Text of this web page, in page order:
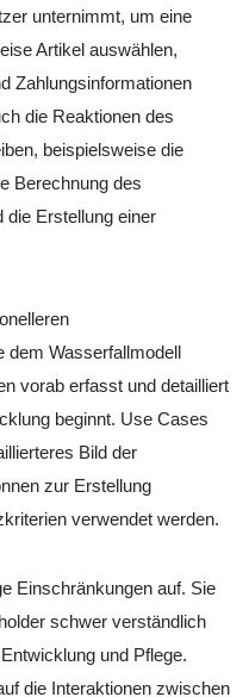
unternimmt, um eine
Artikel auswählen,
Zahlungsinformationen
die Reaktionen des
beispielsweise die
Berechnung des
die Erstellung einer
dem Wasserfallmodell
vorab erfasst und detailliert
beginnt. Use Cases
Bild der
zur Erstellung
verwendet werden.
Einschränkungen auf. Sie
schwer verständlich
und Pflege.
die Interaktionen zwischen